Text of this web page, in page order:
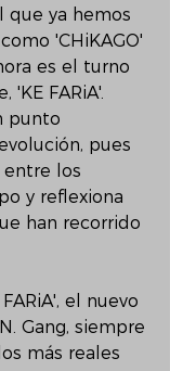
que ya hemos
'CHiKAGO'
es el turno
'KE FARiA'.
punto
pues
entre los
y reflexiona
han recorrido
el nuevo
Gang, siempre
más reales